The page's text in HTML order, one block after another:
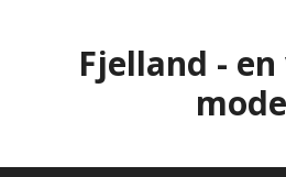
Fjelland -